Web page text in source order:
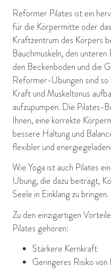
Reformer Pilates ist ein
für die Körpermitte oder
Kraftzentrum des Körpers
Bauchmuskeln, den
den Beckenboden und die
Reformer-Übungen sind so
Kraft und Muskeltonus
aufzupumpen. Die Pilates-
Ihnen, eine korrekte
bessere Haltung und
flexibler und
Wie Yoga ist auch Pilates
Übung, die dazu beiträgt,
Seele in Einklang zu bringen.
Zu den einzigartigen
Pilates gehören:
Stärkere Kernkraft
Geringeres Risiko